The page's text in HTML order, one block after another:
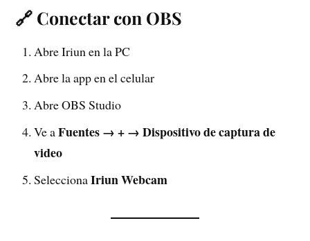
🔗 Conectar con OBS
Abre Iriun en la PC
Abre la app en el celular
Abre OBS Studio
Ve aFuentes → + → Dispositivo de captura de
video
SeleccionaIriun Webcam